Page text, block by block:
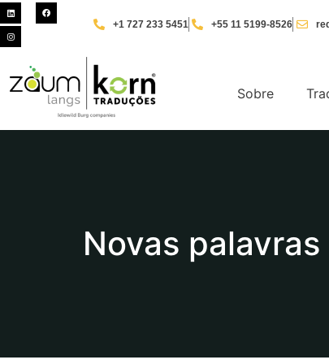
+1 727 233 5451 +55 11 5199-8526
Sobre
Novas